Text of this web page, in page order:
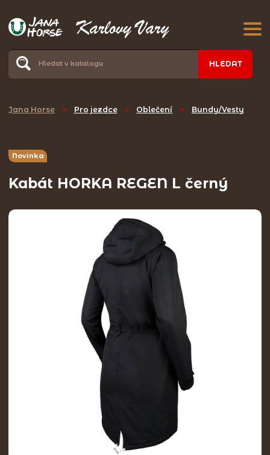
HLEDAT
Jana Horse > Pro jezdce > Oblečení > Bundy/Vesty
Novinka
Kabát HORKA REGEN L černý